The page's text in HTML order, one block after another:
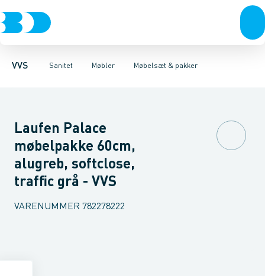
VVS Sanitet
Rør & fittingsPressfittings & rørKuglehaner & ventiler
Møbler
Toiletter, sæder og cisterner VaskeArmaturer
Møbelsæt & pakker
Møbelsæt & pakkerUnderskabeHøjskabeOverskabe
Laufen Palace
møbelpakke 60cm,
alugreb, softclose,
traffic grå - VVS
VARENUMMER 782278222